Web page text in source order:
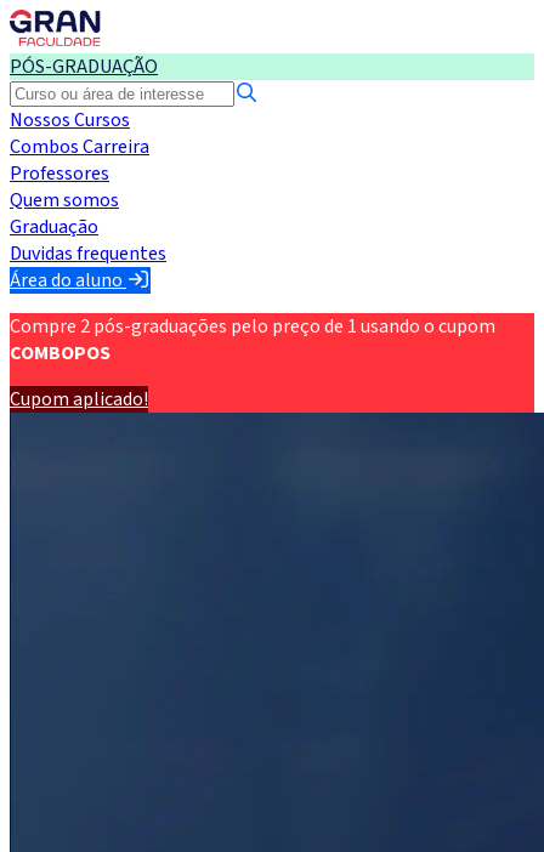
PÓS-GRADUAÇÃO
Nossos Cursos
Combos Carreira
Professores
Quem somos
Graduação
Duvidas frequentes
Área do aluno
Compre 2 pós-graduações pelo preço de 1 usando o cupom
COMBOPOS
Cupom aplicado!